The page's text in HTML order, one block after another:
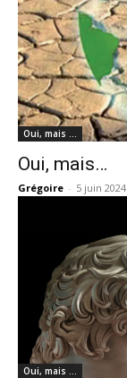
Oui, mais …
Oui, mais…
Grégoire - 5 juin 2024
Oui, mais …